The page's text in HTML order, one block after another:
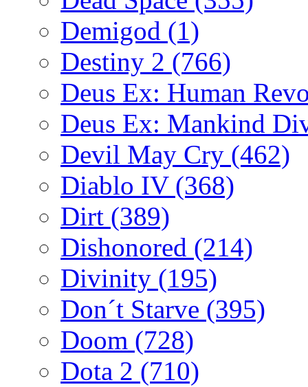
Demigod (1)
Destiny 2 (766)
Deus Ex: Human
Deus Ex: Mankind
Devil May Cry (462)
Diablo IV (368)
Dirt (389)
Dishonored (214)
Divinity (195)
Don´t Starve (395)
Doom (728)
Dota 2 (710)